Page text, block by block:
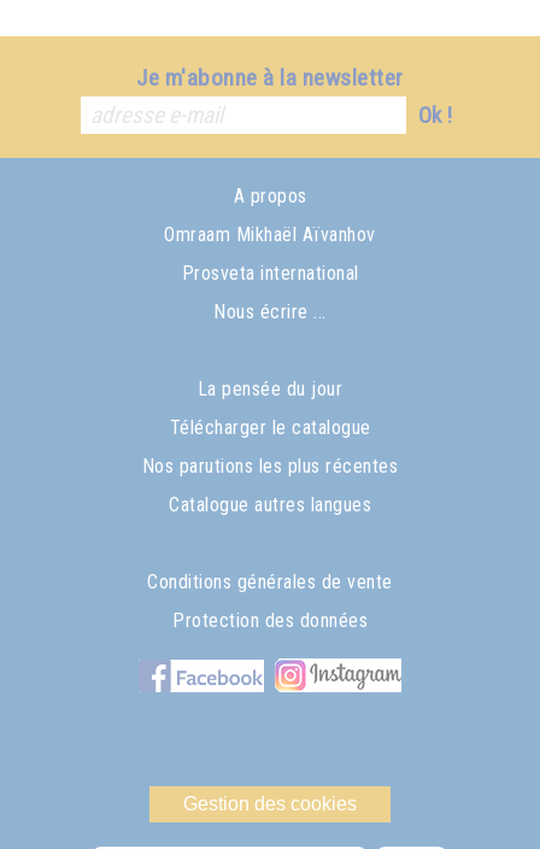
Je m'abonne à la newsletter
Ok !
A propos
Omraam Mikhaël Aïvanhov
Prosveta international
Nous écrire ...
La pensée du jour
Télécharger le catalogue
Nos parutions les plus récentes
Catalogue autres langues
Conditions générales de vente
Protection des données
Gestion des cookies